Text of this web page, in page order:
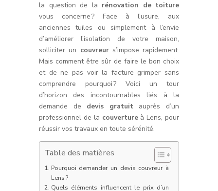
la question de la rénovation de toiture
vous concerne ? Face à l’usure, aux
anciennes tuiles ou simplement à l’envie
d’améliorer l’isolation de votre maison,
solliciter un couvreurs’impose rapidement.
Mais comment être sûr de faire le bon choix
et de ne pas voir la facture grimper sans
comprendre pourquoi ? Voici un tour
d’horizon des incontournables liés à la
demande de devis gratuitauprès d’un
professionnel de la couvertureà Lens, pour
réussir vos travaux en toute sérénité.
Table des matières
Pourquoi demander un devis couvreur à
Lens ?
Quels éléments influencent le prix d’un